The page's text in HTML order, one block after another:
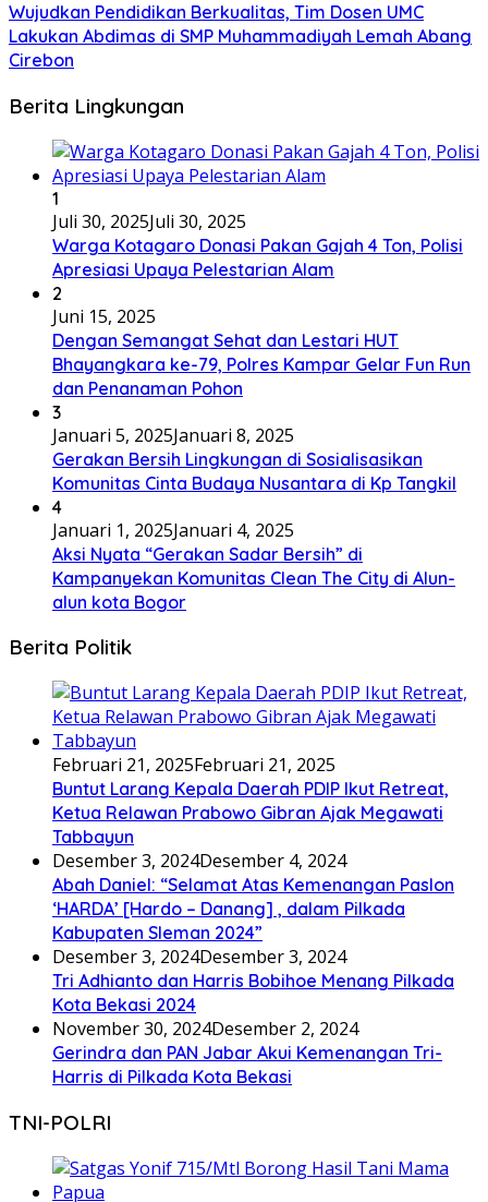
Wujudkan Pendidikan Berkualitas, Tim Dosen UMC
Lakukan Abdimas di SMP Muhammadiyah Lemah Abang
Cirebon
Berita Lingkungan
1
Juli 30, 2025Juli 30, 2025
Warga Kotagaro Donasi Pakan Gajah 4 Ton, Polisi
Apresiasi Upaya Pelestarian Alam
2
Juni 15, 2025
Dengan Semangat Sehat dan Lestari HUT
Bhayangkara ke-79, Polres Kampar Gelar Fun Run
dan Penanaman Pohon
3
Januari 5, 2025Januari 8, 2025
Gerakan Bersih Lingkungan di Sosialisasikan
Komunitas Cinta Budaya Nusantara di Kp Tangkil
4
Januari 1, 2025Januari 4, 2025
Aksi Nyata “Gerakan Sadar Bersih” di
Kampanyekan Komunitas Clean The City di Alun-
alun kota Bogor
Berita Politik
Februari 21, 2025Februari 21, 2025
Buntut Larang Kepala Daerah PDIP Ikut Retreat,
Ketua Relawan Prabowo Gibran Ajak Megawati
Tabbayun
Desember 3, 2024Desember 4, 2024
Abah Daniel: “Selamat Atas Kemenangan Paslon
‘HARDA’ [Hardo – Danang] , dalam Pilkada
Kabupaten Sleman 2024”
Desember 3, 2024Desember 3, 2024
Tri Adhianto dan Harris Bobihoe Menang Pilkada
Kota Bekasi 2024
November 30, 2024Desember 2, 2024
Gerindra dan PAN Jabar Akui Kemenangan Tri-
Harris di Pilkada Kota Bekasi
TNI-POLRI